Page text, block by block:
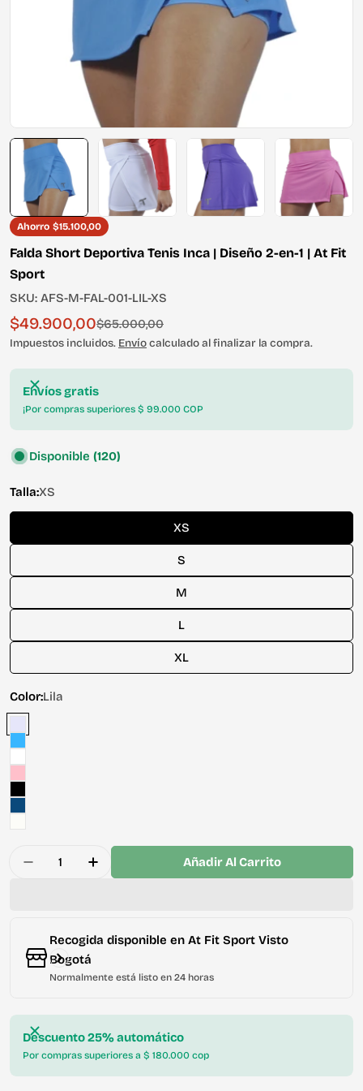
Ahorro $15.100,00
Falda Short Deportiva Tenis Inca | Diseño 2-en-1 | At Fit
Sport
SKU: AFS-M-FAL-001-LIL-XS
Precio
de
oferta
$49.900,00
Precio
habitual
$65.000,00
Impuestos incluidos. Envíocalculado al finalizar la compra.
Envíos gratis
¡Por compras superiores $ 99.000 COP
Disponible (120)
Talla:XS
XS
S
M
L
XL
Color:Lila
Cantidad
Disminuir La Cantidad De Falda Short
Aumentar La Cantidad De Falda Short
Añadir Al Carrito
Recogida disponible en At Fit Sport Visto
Bogotá
Normalmente está listo en 24 horas
Descuento 25% automático
Por compras superiores a $ 180.000 cop